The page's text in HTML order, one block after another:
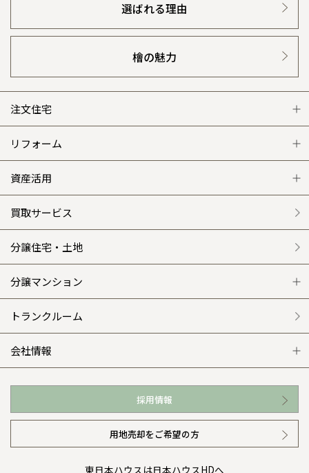
選ばれる理由
檜の魅力
注文住宅
注文住宅 トップ
グレートステージ
クレステージ
施工事例
平屋の家
外観・インテリア集
WEB住宅展示場
お近くの展示場
イベント情報
リフォーム
リフォーム トップ
リフォームメニュー
選ばれる理由
リフォームの流れ
介護保険利用で快適リフォーム
カタログ請求（無料）
資産活用
資産活用 トップ
賃貸併用住宅のメリット
安心のサポートシステム
商品紹介
展示場案内
買取サービス
分譲住宅・土地
分譲マンション
分譲マンション トップ
ワザックとは
高い信頼性
安心の管理体制
トランクルーム
会社情報
会社情報 トップ
ニュースリリース
採用情報
用地売却をご希望の方
東日本ハウスは日本ハウスHDへ